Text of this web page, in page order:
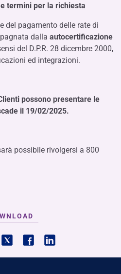
termini per la richiesta
del pagamento delle rate di
dalla autocertificazione
del D.P.R. 28 dicembre 2000,
ed integrazioni.
possono presentare le
il 19/02/2025.
possibile rivolgersi a 800